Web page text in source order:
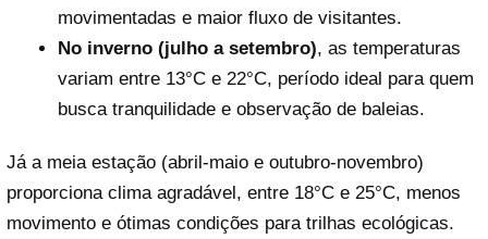
movimentadas e maior fluxo de visitantes.
No inverno (julho a setembro), as temperaturas
variam entre 13°C e 22°C, período ideal para quem
busca tranquilidade e observação de baleias.
Já a meia estação (abril-maio e outubro-novembro)
proporciona clima agradável, entre 18°C e 25°C, menos
movimento e ótimas condições para trilhas ecológicas.